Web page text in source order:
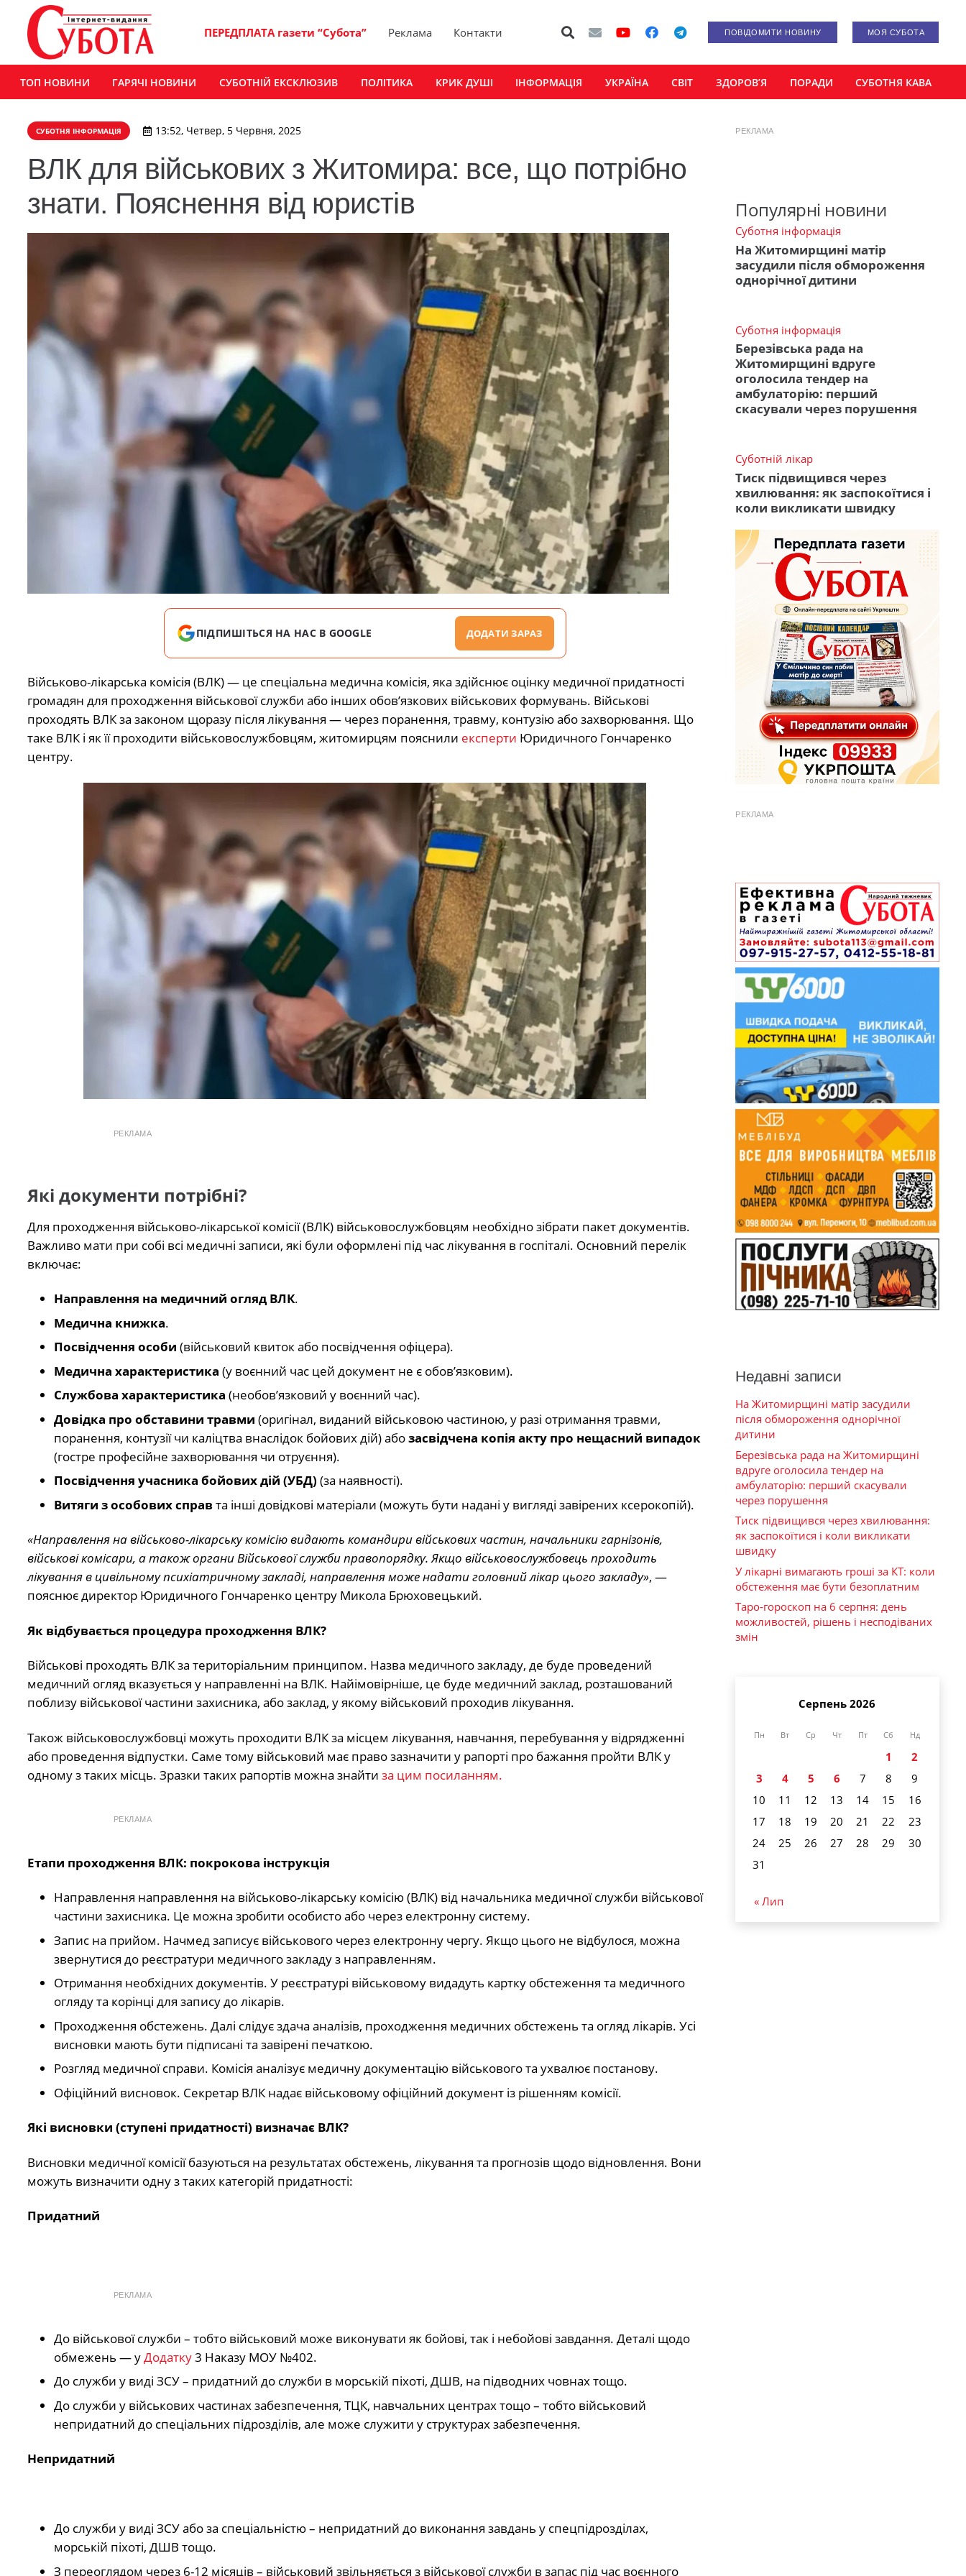
ПЕРЕДПЛАТА газети “Субота” Реклама Контакти ПОВІДОМИТИ НОВИНУ МОЯ СУБОТА
ТОП НОВИНИ ГАРЯЧІ НОВИНИ СУБОТНІЙ ЕКСКЛЮЗИВ ПОЛІТИКА КРИК ДУШІ ІНФОРМАЦІЯ УКРАЇНА СВІТ ЗДОРОВ’Я ПОРАДИ СУБОТНЯ КАВА
СУБОТНЯ ІНФОРМАЦІЯ 13:52, Четвер, 5 Червня, 2025
ВЛК для військових з Житомира: все, що потрібно
знати. Пояснення від юристів
ПІДПИШІТЬСЯ НА НАС В GOOGLE ДОДАТИ ЗАРАЗ
Військово-лікарська комісія (ВЛК) — це спеціальна медична комісія, яка здійснює оцінку медичної придатності
громадян для проходження військової служби або інших обов’язкових військових формувань. Військові
проходять ВЛК за законом щоразу після лікування ― через поранення, травму, контузію або захворювання. Що
таке ВЛК і як її проходити військовослужбовцям, житомирцям пояснили експерти Юридичного Гончаренко
центру.
РЕКЛАМА
Які документи потрібні?
Для проходження військово-лікарської комісії (ВЛК) військовослужбовцям необхідно зібрати пакет документів.
Важливо мати при собі всі медичні записи, які були оформлені під час лікування в госпіталі. Основний перелік
включає:
Направлення на медичний огляд ВЛК.
Медична книжка.
Посвідчення особи (військовий квиток або посвідчення офіцера).
Медична характеристика (у воєнний час цей документ не є обов’язковим).
Службова характеристика (необов’язковий у воєнний час).
Довідка про обставини травми (оригінал, виданий військовою частиною, у разі отримання травми,
поранення, контузії чи каліцтва внаслідок бойових дій) абозасвідчена копія акту про нещасний випадок
(гостре професійне захворювання чи отруєння).
Посвідчення учасника бойових дій (УБД) (за наявності).
Витяги з особових справта інші довідкові матеріали (можуть бути надані у вигляді завірених ксерокопій).
«Направлення на військово-лікарську комісію видають командири військових частин, начальники гарнізонів,
військові комісари, а також органи Військової служби правопорядку. Якщо військовослужбовець проходить
лікування в цивільному психіатричному закладі, направлення може надати головний лікар цього закладу», —
пояснює директор Юридичного Гончаренко центру Микола Брюховецький.
Як відбувається процедура проходження ВЛК?
Військові проходять ВЛК за територіальним принципом. Назва медичного закладу, де буде проведений
медичний огляд вказується у направленні на ВЛК. Найімовірніше, це буде медичний заклад, розташований
поблизу військової частини захисника, або заклад, у якому військовий проходив лікування.
Також військовослужбовці можуть проходити ВЛК за місцем лікування, навчання, перебування у відрядженні
або проведення відпустки. Саме тому військовий має право зазначити у рапорті про бажання пройти ВЛК у
одному з таких місць. Зразки таких рапортів можна знайти за цим посиланням.
РЕКЛАМА
Етапи проходження ВЛК: покрокова інструкція
Направлення направлення на військово-лікарську комісію (ВЛК) від начальника медичної служби військової
частини захисника. Це можна зробити особисто або через електронну систему.
Запис на прийом. Начмед записує військового через електронну чергу. Якщо цього не відбулося, можна
звернутися до реєстратури медичного закладу з направленням.
Отримання необхідних документів. У реєстратурі військовому видадуть картку обстеження та медичного
огляду та корінці для запису до лікарів.
Проходження обстежень. Далі слідує здача аналізів, проходження медичних обстежень та огляд лікарів. Усі
висновки мають бути підписані та завірені печаткою.
Розгляд медичної справи. Комісія аналізує медичну документацію військового та ухвалює постанову.
Офіційний висновок. Секретар ВЛК надає військовому офіційний документ із рішенням комісії.
Які висновки (ступені придатності) визначає ВЛК?
Висновки медичної комісії базуються на результатах обстежень, лікування та прогнозів щодо відновлення. Вони
можуть визначити одну з таких категорій придатності:
Придатний
РЕКЛАМА
До військової служби – тобто військовий може виконувати як бойові, так і небойові завдання. Деталі щодо
обмежень — уДодатку3 Наказу МОУ №402.
До служби у виді ЗСУ – придатний до служби в морській піхоті, ДШВ, на підводних човнах тощо.
До служби у військових частинах забезпечення, ТЦК, навчальних центрах тощо – тобто військовий
непридатний до спеціальних підрозділів, але може служити у структурах забезпечення.
Непридатний
До служби у виді ЗСУ або за спеціальністю – непридатний до виконання завдань у спецпідрозділах,
морській піхоті, ДШВ тощо.
З переоглядом через 6-12 місяців – військовий звільняється з військової служби в запас під час воєнного
РЕКЛАМА
Популярні новини
Суботня інформація
На Житомирщині матір
засудили після обмороження
однорічної дитини
Суботня інформація
Березівська рада на
Житомирщині вдруге
оголосила тендер на
амбулаторію: перший
скасували через порушення
Суботній лікар
Тиск підвищився через
хвилювання: як заспокоїтися і
коли викликати швидку
РЕКЛАМА
Недавні записи
На Житомирщині матір засудили
після обмороження однорічної
дитини
Березівська рада на Житомирщині
вдруге оголосила тендер на
амбулаторію: перший скасували
через порушення
Тиск підвищився через хвилювання:
як заспокоїтися і коли викликати
швидку
У лікарні вимагають гроші за КТ: коли
обстеження має бути безоплатним
Таро-гороскоп на 6 серпня: день
можливостей, рішень і несподіваних
змін
Серпень 2026
Пн Вт Ср Чт Пт Сб Нд
1
2
3
4 5 6 7 8
9
10
11 12 13 14 15
16
17
18 19 20 21 22
23
24
25 26 27 28 29
30
31
« Лип